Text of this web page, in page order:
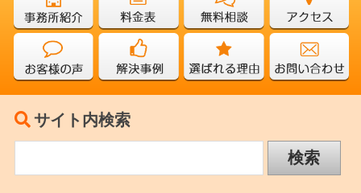
サイト内検索